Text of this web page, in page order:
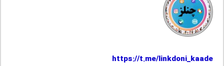
https://t.me/linkdoni_kaade